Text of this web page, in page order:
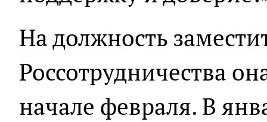
На должность
Россотрудничества
начале февраля. В